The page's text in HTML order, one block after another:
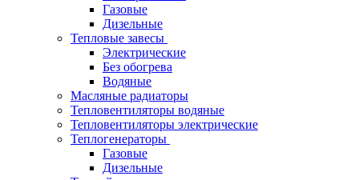
Газовые
Дизельные
Тепловые завесы
Электрические
Без обогрева
Водяные
Масляные радиаторы
Тепловентиляторы водяные
Тепловентиляторы электрические
Теплогенераторы
Газовые
Дизельные